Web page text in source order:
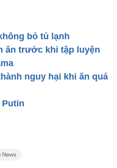
bỏ tủ lạnh
ăn trước khi tập luyện
nguy hại khi ăn quá
Putin